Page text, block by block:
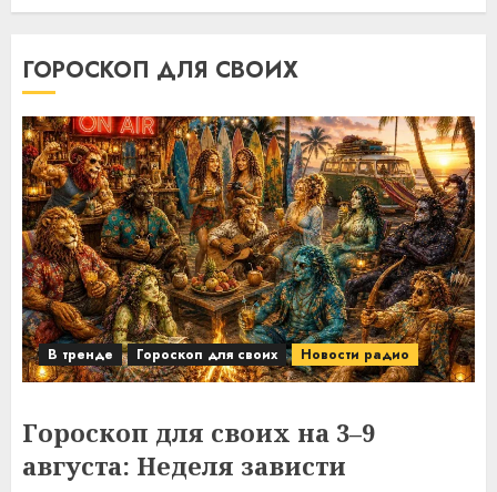
ГОРОСКОП ДЛЯ СВОИХ
В тренде Гороскоп для своих Новости радио
Гороскоп для своих на 3–9
августа: Неделя зависти